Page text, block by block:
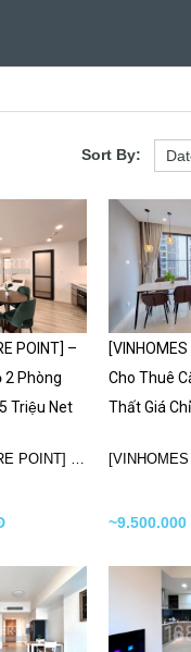
Sort By:
POINT] –
2 Phòng
Triệu Net
Cho Thuê
Thất Giá
~9.500.000